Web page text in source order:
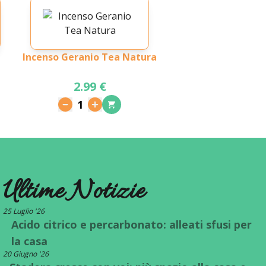
Incenso Geranio Tea Natura
2.99 €
1
Ultime Notizie
25 Luglio '26
Acido citrico e percarbonato: alleati sfusi per
la casa
20 Giugno '26